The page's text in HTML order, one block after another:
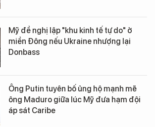
Mỹ đề nghị lập "khu kinh tế tự do" ở
miền Đông nếu Ukraine nhượng lại
Donbass
Ông Putin tuyên bố ủng hộ mạnh mẽ
ông Maduro giữa lúc Mỹ đưa hạm đội
áp sát Caribe